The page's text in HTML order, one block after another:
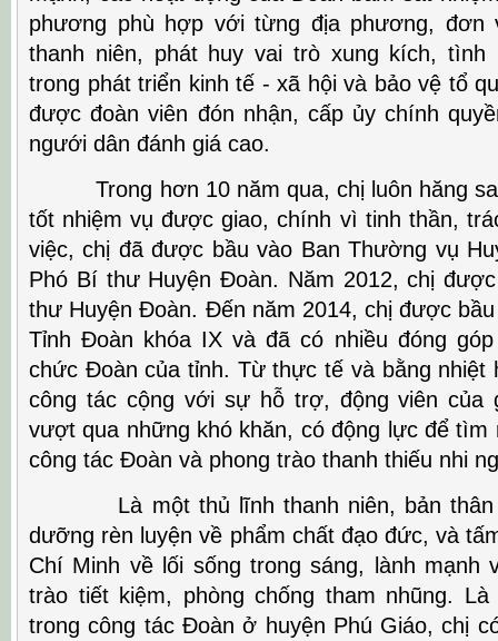
phương phù hợp với từng địa phương, đơn
thanh niên, phát huy vai trò xung kích, tình
trong phát triển kinh tế - xã hội và bảo vệ tổ
được đoàn viên đón nhận, cấp ủy chính
ngưới dân đánh giá cao.
Trong hơn 10 năm qua, chị luôn hăng
tốt nhiệm vụ được giao, chính vì tinh thần,
việc, chị đã được bầu vào Ban Thường vụ
Phó Bí thư Huyện Đoàn. Năm 2012, chị
thư Huyện Đoàn. Đến năm 2014, chị được
Tỉnh Đoàn khóa IX và đã có nhiều đóng
chức Đoàn của tỉnh. Từ thực tế và bằng nhiệt
công tác cộng với sự hỗ trợ, động viên của
vượt qua những khó khăn, có động lực để tìm
công tác Đoàn và phong trào thanh thiếu nhi
Là một thủ lĩnh thanh niên, bản thân
dưỡng rèn luyện về phẩm chất đạo đức, và
Chí Minh về lối sống trong sáng, lành mạnh
trào tiết kiệm, phòng chống tham nhũng.
trong công tác Đoàn ở huyện Phú Giáo, chị